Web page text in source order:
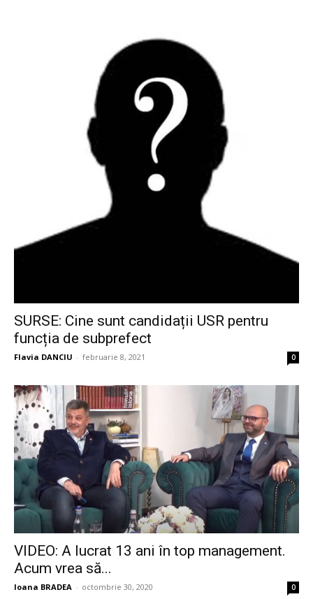
SURSE: Cine sunt candidații USR pentru
funcția de subprefect
Flavia DANCIU - februarie 8, 2021 0
VIDEO: A lucrat 13 ani în top management.
Acum vrea să...
Ioana BRADEA - octombrie 30, 2020 0